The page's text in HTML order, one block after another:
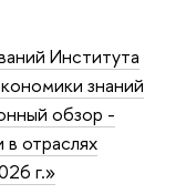
Института
знаний
обзор -
отраслях
г.»